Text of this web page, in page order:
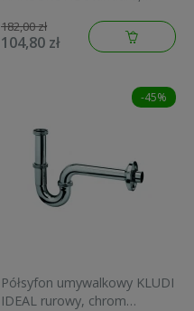
182,00 zł
104,80 zł
-45%
Półsyfon umywalkowy KLUDI
IDEAL rurowy, chrom